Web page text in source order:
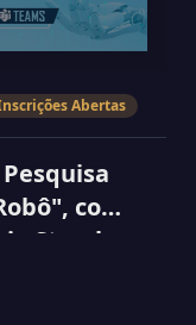
Abertas
com
Streck